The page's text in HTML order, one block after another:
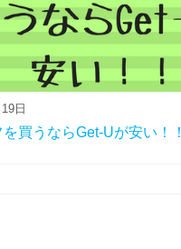
日
買うならGet-Uが安い！！